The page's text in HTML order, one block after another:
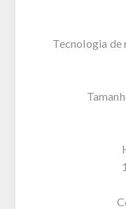
Tecnologia de